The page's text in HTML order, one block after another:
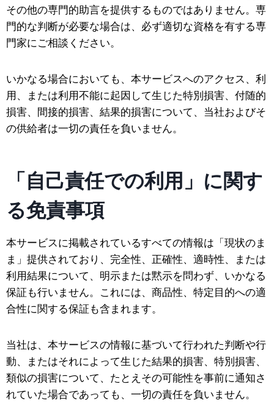
その他の専門的助言を提供するものではありません。専
門的な判断が必要な場合は、必ず適切な資格を有する専
門家にご相談ください。
いかなる場合においても、本サービスへのアクセス、利
用、または利用不能に起因して生じた特別損害、付随的
損害、間接的損害、結果的損害について、当社およびそ
の供給者は一切の責任を負いません。
「自己責任での利用」に関す
る免責事項
本サービスに掲載されているすべての情報は「現状のま
ま」提供されており、完全性、正確性、適時性、または
利用結果について、明示または黙示を問わず、いかなる
保証も行いません。これには、商品性、特定目的への適
合性に関する保証も含まれます。
当社は、本サービスの情報に基づいて行われた判断や行
動、またはそれによって生じた結果的損害、特別損害、
類似の損害について、たとえその可能性を事前に通知さ
れていた場合であっても、一切の責任を負いません。